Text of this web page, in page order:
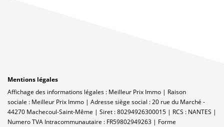
Mentions légales
Affichage des informations légales : Meilleur Prix Immo | Raison
sociale : Meilleur Prix Immo | Adresse siège social : 20 rue du Marché -
44270 Machecoul-Saint-Même | Siret : 80294926300015 | RCS : NANTES |
Numero TVA Intracommunautaire : FR59802949263 | Forme